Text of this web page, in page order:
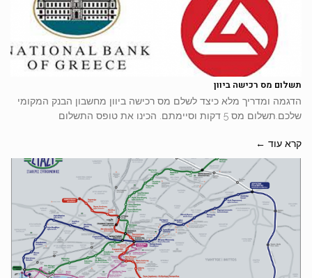
תשלום מס רכישה ביוון
הדגמה ומדריך מלא כיצד לשלם מס רכישה ביוון מחשבון הבנק המקומי
שלכם.תשלום מס 5 דקות וסיימתם. הכינו את טופס התשלום
קרא עוד ←